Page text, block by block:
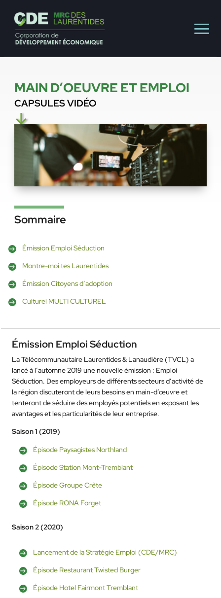
MAIN D’OEUVRE ET EMPLOI
CAPSULES VIDÉO
↓
Sommaire
Émission Emploi Séduction
Montre-moi tes Laurentides
Émission Citoyens d’adoption
Culturel MULTI CULTUREL
Émission Emploi Séduction
La Télécommunautaire Laurentides & Lanaudière (TVCL) a
lancé à l’automne 2019 une nouvelle émission : Emploi
Séduction. Des employeurs de différents secteurs d’activité de
la région discuteront de leurs besoins en main-d’œuvre et
tenteront de séduire des employés potentiels en exposant les
avantages et les particularités de leur entreprise.
Saison 1 (2019)
Épisode Paysagistes Northland
Épisode Station Mont-Tremblant
Épisode Groupe Crête
Épisode RONA Forget
Saison 2 (2020)
Lancement de la Stratégie Emploi (CDE/MRC)
Épisode Restaurant Twisted Burger
Épisode Hotel Fairmont Tremblant